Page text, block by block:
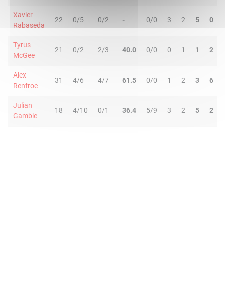
Xavier
Rabaseda
22 0/5 0/2 - 0/0 3 2 5 0
Tyrus
McGee
21 0/2 2/3 40.0 0/0 0 1 1 2
Alex
Renfroe
31 4/6 4/7 61.5 0/0 1 2 3 6
Julian
Gamble
18 4/10 0/1 36.4 5/9 3 2 5 2